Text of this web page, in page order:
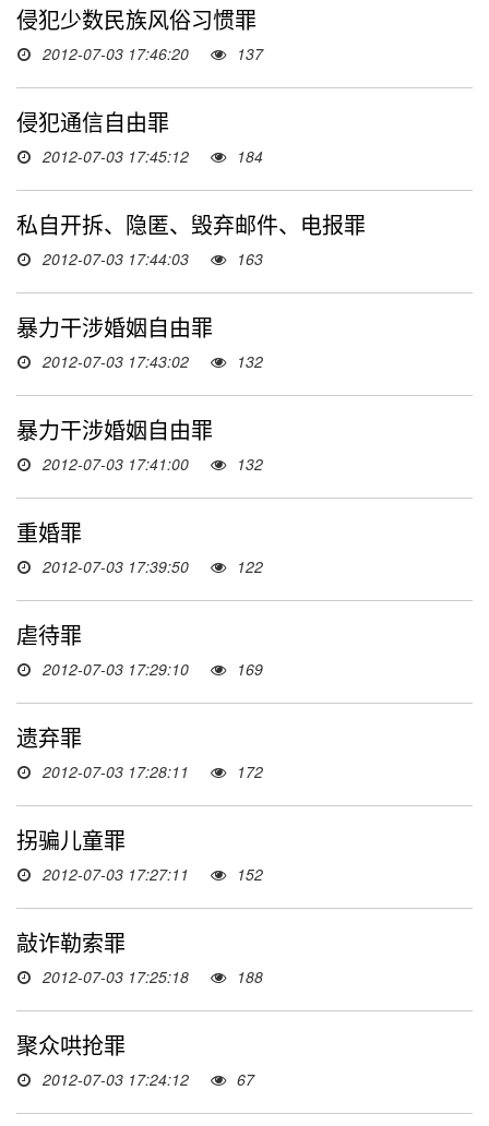
侵犯少数民族风俗习惯罪
2012-07-03 17:46:20 137
侵犯通信自由罪
2012-07-03 17:45:12 184
私自开拆、隐匿、毁弃邮件、电报罪
2012-07-03 17:44:03 163
暴力干涉婚姻自由罪
2012-07-03 17:43:02 132
暴力干涉婚姻自由罪
2012-07-03 17:41:00 132
重婚罪
2012-07-03 17:39:50 122
虐待罪
2012-07-03 17:29:10 169
遗弃罪
2012-07-03 17:28:11 172
拐骗儿童罪
2012-07-03 17:27:11 152
敲诈勒索罪
2012-07-03 17:25:18 188
聚众哄抢罪
2012-07-03 17:24:12 67